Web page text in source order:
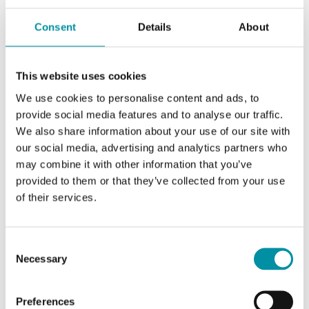
Consent Details About
This website uses cookies
We use cookies to personalise content and ads, to
provide social media features and to analyse our traffic.
We also share information about your use of our site with
our social media, advertising and analytics partners who
may combine it with other information that you’ve
provided to them or that they’ve collected from your use
of their services.
Selection
Necessary
Preferences
Diff. max consentita
Unità. Intervallo l/s 0…31000
Unità. Intervallo m3/h
0…65000
(factory
setting)
Unità. Intervallo CFM